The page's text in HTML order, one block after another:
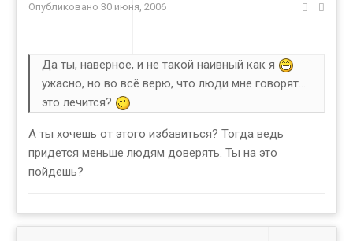
Опубликовано 30 июня, 2006
Да ты, наверное, и не такой наивный как я
ужасно, но во всё верю, что люди мне говорят...
это лечится?
А ты хочешь от этого избавиться? Тогда ведь
придется меньше людям доверять. Ты на это
пойдешь?